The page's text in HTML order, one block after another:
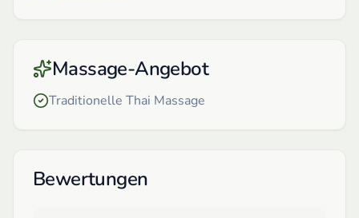
Massage-Angebot
Traditionelle Thai Massage
Bewertungen